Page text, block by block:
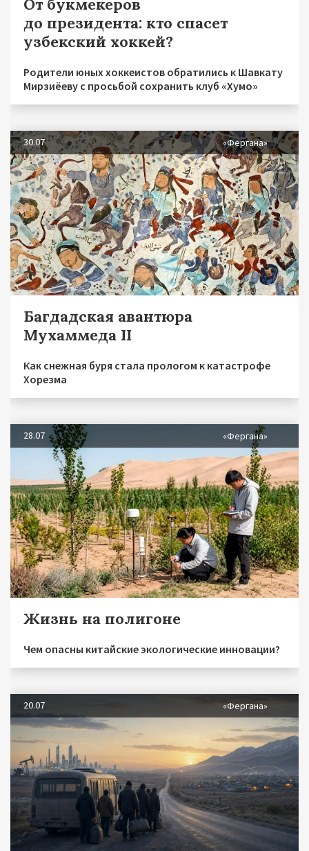
до президента: кто спасет
узбекский хоккей?
Родители юных хоккеистов обратились к Шавкату
Мирзиёеву с просьбой сохранить клуб «Хумо»
30.07 «Фергана»
Багдадская авантюра
Мухаммеда II
Как снежная буря стала прологом к катастрофе
Хорезма
28.07 «Фергана»
Жизнь на полигоне
Чем опасны китайские экологические инновации?
20.07 «Фергана»